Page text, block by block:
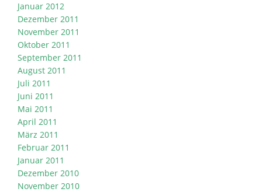
Januar 2012
Dezember 2011
November 2011
Oktober 2011
September 2011
August 2011
Juli 2011
Juni 2011
Mai 2011
April 2011
März 2011
Februar 2011
Januar 2011
Dezember 2010
November 2010